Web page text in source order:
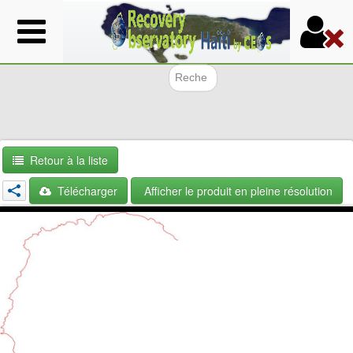
Aller
au
contenu
Retour à la liste
Télécharger
Afficher le produit en pleine résolution